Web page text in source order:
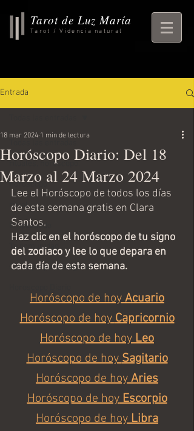
Tarot de Luz María
Tarot / Videncia natural
Entrada
rituales, horoscopo,
horoscopo
ritual
Empezando
Tu comunidad
Consejos para bloguear
Horóscopo Diario: Del 18
Marzo al 24 Marzo 2024
18 mar 2024 1 min de lectura
Lee el Horóscopo de todos los días
de esta semana gratis en Clara
Santos.
Haz clic en el horóscopo de tu signo
del zodiaco y lee lo que depara en
cada día de esta semana.
Horóscopo de hoy Acuario
Horóscopo de hoy Capricornio
Horóscopo de hoy Leo
Horóscopo de hoy Sagitario
Horóscopo de hoy Aries
Horóscopo de hoy Escorpio
Horóscopo de hoy Libra